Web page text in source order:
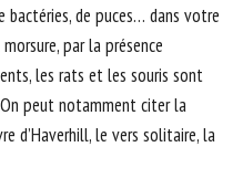
de puces… dans votre
par la présence
les rats et les souris sont
On peut notamment citer la
d’Haverhill, le vers solitaire, la